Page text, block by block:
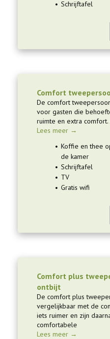
Schrijftafel
Comfort
De comfort
voor gasten die
ruimte en extra
Lees meer →
Koffie en thee
de kamer
Schrijftafel
TV
Gratis wifi
Comfort plus
ontbijt
De comfort plus
vergelijkbaar met de
iets ruimer en zijn
comfortabele
Lees meer →